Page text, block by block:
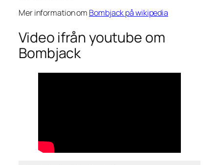
Mer information om Bombjack på wikipedia
Video ifrån youtube om
Bombjack